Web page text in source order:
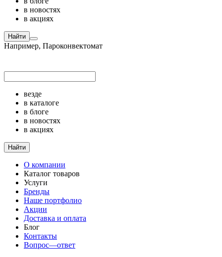
в новостях
в акциях
Найти
Например, Пароконвектомат
везде
в каталоге
в блоге
в новостях
в акциях
Найти
О компании
Каталог товаров
Услуги
Бренды
Наше портфолио
Акции
Доставка и оплата
Блог
Контакты
Вопрос—ответ